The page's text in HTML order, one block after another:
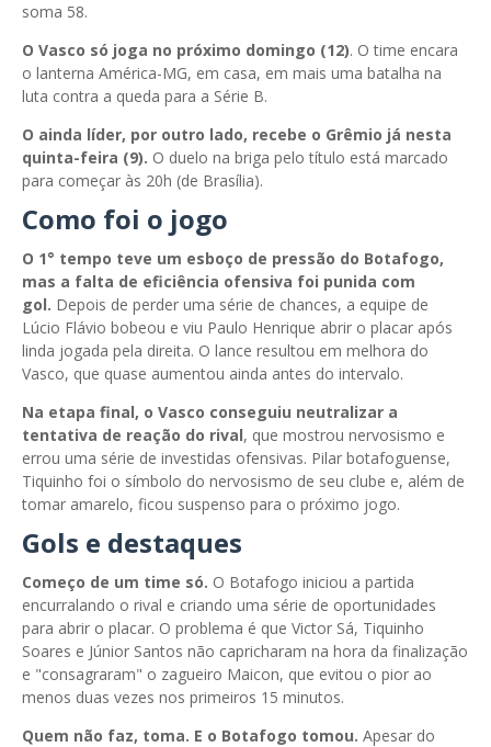
soma 58.
O Vasco só joga no próximo domingo (12). O time encara
o lanterna América-MG, em casa, em mais uma batalha na
luta contra a queda para a Série B.
O ainda líder, por outro lado, recebe o Grêmio já nesta
quinta-feira (9). O duelo na briga pelo título está marcado
para começar às 20h (de Brasília).
Como foi o jogo
O 1° tempo teve um esboço de pressão do Botafogo,
mas a falta de eficiência ofensiva foi punida com
gol. Depois de perder uma série de chances, a equipe de
Lúcio Flávio bobeou e viu Paulo Henrique abrir o placar após
linda jogada pela direita. O lance resultou em melhora do
Vasco, que quase aumentou ainda antes do intervalo.
Na etapa final, o Vasco conseguiu neutralizar a
tentativa de reação do rival, que mostrou nervosismo e
errou uma série de investidas ofensivas. Pilar botafoguense,
Tiquinho foi o símbolo do nervosismo de seu clube e, além de
tomar amarelo, ficou suspenso para o próximo jogo.
Gols e destaques
Começo de um time só. O Botafogo iniciou a partida
encurralando o rival e criando uma série de oportunidades
para abrir o placar. O problema é que Victor Sá, Tiquinho
Soares e Júnior Santos não capricharam na hora da finalização
e "consagraram" o zagueiro Maicon, que evitou o pior ao
menos duas vezes nos primeiros 15 minutos.
Quem não faz, toma. E o Botafogo tomou. Apesar do